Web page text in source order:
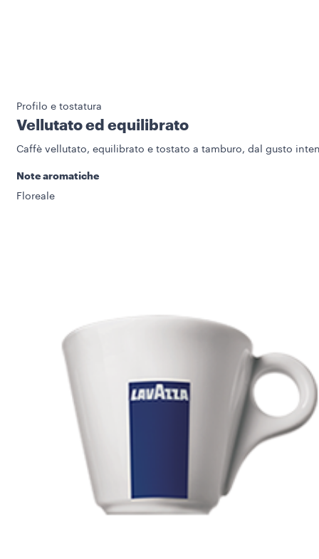
Profilo e tostatura
Vellutato ed equilibrato
Caffè vellutato, equilibrato e tostato a tamburo, dal gusto
Note aromatiche
Floreale